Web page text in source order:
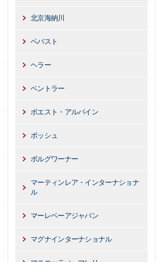
北京海納川
ベバスト
ヘラー
ベントラー
ボエスト・アルパイン
ボッシュ
ボルグワーナー
マーティンレア・インターナショナ
ル
マーレベーアジャパン
マグナインターナショナル